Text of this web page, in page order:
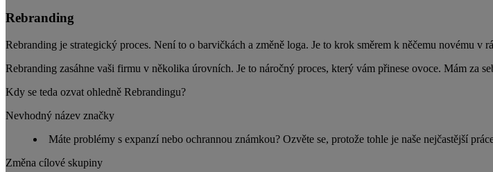
Rebranding
Rebranding je strategický proces. Není to o barvičkách a změně loga. Je to krok směrem k něčemu novému
Rebranding zasáhne vaši firmu v několika úrovních. Je to náročný proces, který vám přinese ovoce. Mám za
Kdy se teda ozvat ohledně Rebrandingu?
Nevhodný název značky
Máte problémy s expanzí nebo ochrannou známkou? Ozvěte se, protože tohle je naše nejčastější
Změna cílové skupiny